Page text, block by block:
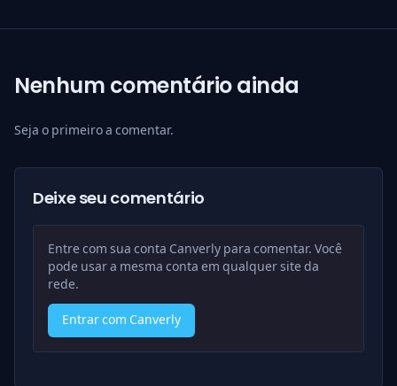
Nenhum comentário ainda
Seja o primeiro a comentar.
Deixe seu comentário
Entre com sua conta Canverly para comentar. Você
pode usar a mesma conta em qualquer site da
rede.
Entrar com Canverly